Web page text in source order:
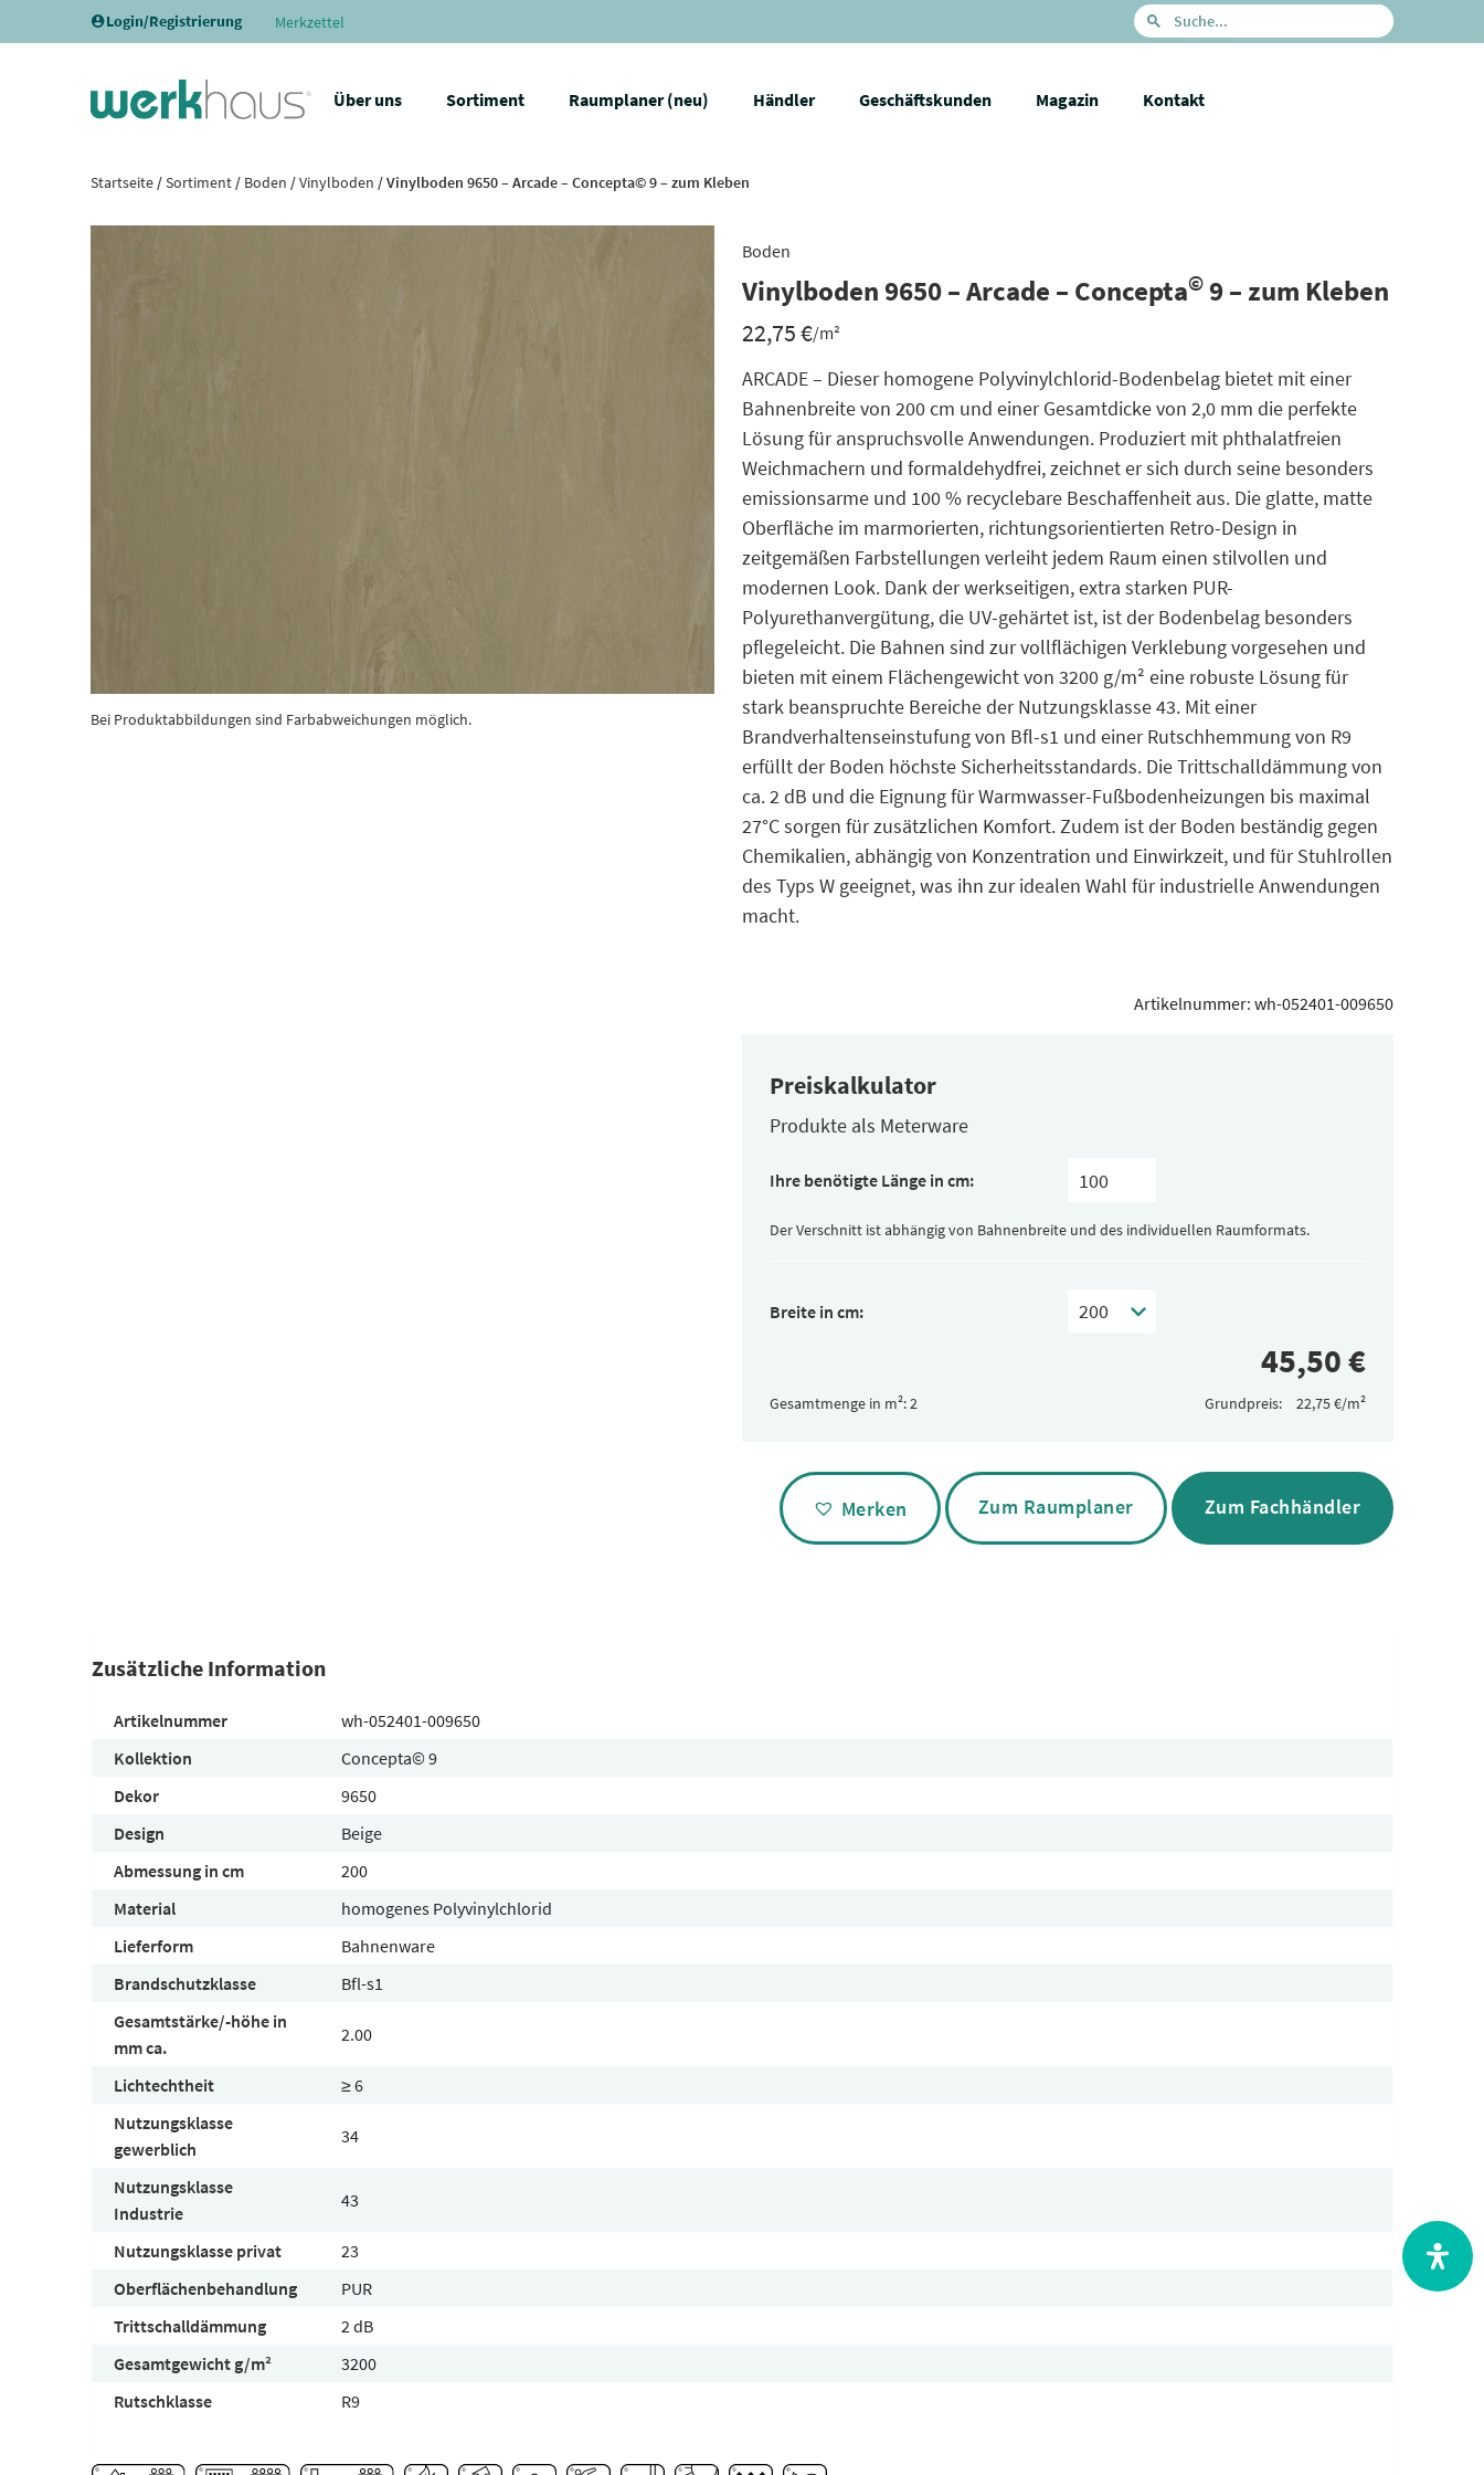
Login/Registrierung Merkzettel
Über uns Sortiment Raumplaner (neu) Händler Geschäftskunden Magazin Kontakt
Startseite/Sortiment/ Boden /Vinylboden / Vinylboden 9650 – Arcade – Concepta© 9 – zum Kleben
Bei Produktabbildungen sind Farbabweichungen möglich.
Boden
Vinylboden 9650 – Arcade – Concepta© 9 – zum Kleben
22,75€/m²
ARCADE – Dieser homogene Polyvinylchlorid-Bodenbelag bietet mit einer
Bahnenbreite von 200 cm und einer Gesamtdicke von 2,0 mm die perfekte
Lösung für anspruchsvolle Anwendungen. Produziert mit phthalatfreien
Weichmachern und formaldehydfrei, zeichnet er sich durch seine besonders
emissionsarme und 100 % recyclebare Beschaffenheit aus. Die glatte, matte
Oberfläche im marmorierten, richtungsorientierten Retro-Design in
zeitgemäßen Farbstellungen verleiht jedem Raum einen stilvollen und
modernen Look. Dank der werkseitigen, extra starken PUR-
Polyurethanvergütung, die UV-gehärtet ist, ist der Bodenbelag besonders
pflegeleicht. Die Bahnen sind zur vollflächigen Verklebung vorgesehen und
bieten mit einem Flächengewicht von 3200 g/m² eine robuste Lösung für
stark beanspruchte Bereiche der Nutzungsklasse 43. Mit einer
Brandverhaltenseinstufung von Bfl-s1 und einer Rutschhemmung von R9
erfüllt der Boden höchste Sicherheitsstandards. Die Trittschalldämmung von
ca. 2 dB und die Eignung für Warmwasser-Fußbodenheizungen bis maximal
27°C sorgen für zusätzlichen Komfort. Zudem ist der Boden beständig gegen
Chemikalien, abhängig von Konzentration und Einwirkzeit, und für Stuhlrollen
des Typs W geeignet, was ihn zur idealen Wahl für industrielle Anwendungen
macht.
Artikelnummer: wh-052401-009650
Preiskalkulator
Produkte als Meterware
Ihre benötigte Länge in cm:
Der Verschnitt ist abhängig von Bahnenbreite und des individuellen Raumformats.
Breite in cm:
Gesamtmenge in m²: Grundpreis:
Alternative:
Merken Zum Raumplaner Zum Fachhändler
Zusätzliche Information
Artikelnummer
wh-052401-009650
Kollektion
Concepta© 9
Dekor
9650
Design
Beige
Abmessung in cm
200
Material
homogenes Polyvinylchlorid
Lieferform
Bahnenware
Brandschutzklasse
Bfl-s1
Gesamtstärke/-höhe in
mm ca.
2.00
Lichtechtheit
≥ 6
Nutzungsklasse
gewerblich
34
Nutzungsklasse
Industrie
43
Nutzungsklasse privat
23
Oberflächenbehandlung
PUR
Trittschalldämmung
2 dB
Gesamtgewicht g/m²
3200
Rutschklasse
R9